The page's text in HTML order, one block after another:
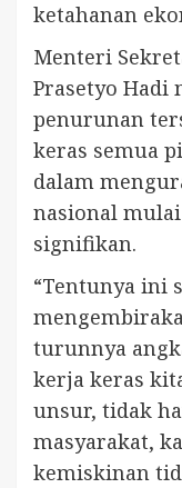
ketahanan
Menteri
Prasetyo Hadi
penurunan
keras semua
dalam
nasional
signifikan.
“Tentunya ini
turunnya
kerja keras
unsur, tidak
masyarakat,
kemiskinan